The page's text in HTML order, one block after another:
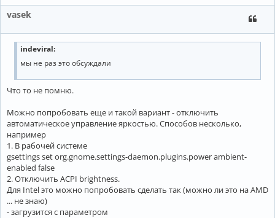
vasek
indeviral:
мы не раз это обсуждали
Что то не помню.
Можно попробовать еще и такой вариант - отключить
автоматическое управление яркостью. Способов несколько,
например
1. В рабочей системе
gsettings set org.gnome.settings-daemon.plugins.power ambient-
enabled false
2. Отключить ACPI brightness.
Для Intel это можно попробовать сделать так (можно ли это на AMD
... не знаю)
- загрузится с параметром